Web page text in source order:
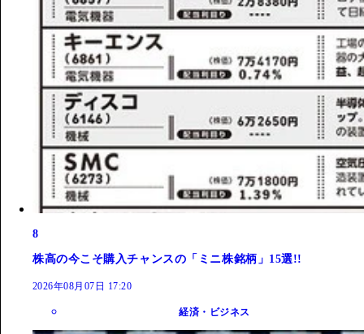
8
株高の今こそ購入チャンスの「ミニ株銘柄」15選!!
2026年08月07日 17:20
経済・ビジネス